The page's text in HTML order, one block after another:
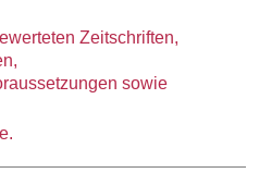
Zeitschriften,
sowie